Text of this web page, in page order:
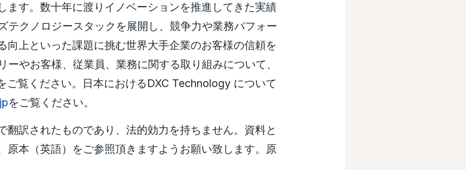
ます。数十年に渡りイノベーションを推進してきた実績
テクノロジースタックを展開し、競争力や業務パフォー
向上といった課題に挑む世界大手企業のお客様の信頼を
ーやお客様、従業員、業務に関する取り組みについて、
ご覧ください。日本におけるDXC Technology について
をご覧ください。
翻訳されたものであり、法的効力を持ちません。資料と
原本（英語）をご参照頂きますようお願い致します。原